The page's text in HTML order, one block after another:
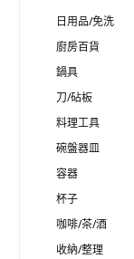
日用品/免洗
廚房百貨
鍋具
刀/砧板
料理工具
碗盤器皿
容器
杯子
咖啡/茶/酒
收納/整理